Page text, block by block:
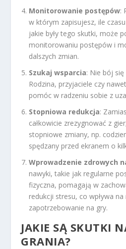
Monitorowanie postępów:
w którym zapisujesz, ile
jakie były tego skutki, może
monitorowaniu postępów i
dalszych zmian.
Szukaj wsparcia: Nie bój
Rodzina, przyjaciele czy
pomóc w radzeniu sobie z
Stopniowa redukcja:
całkowicie zrezygnować z
stopniowe zmiany, np.
spędzany przed ekranem o
Wprowadzenie zdrowych
nawyki, takie jak regularne
fizyczna, pomagają w
redukcji stresu, co wpływa na
zapotrzebowanie na gry.
JAKIE SĄ SKUTKI
GRANIA?